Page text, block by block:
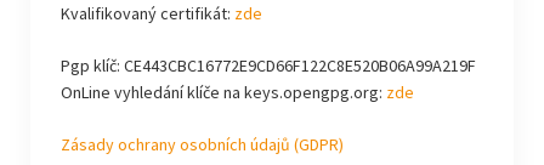
Kvalifikovaný certifikát: zde
Pgp klíč: CE443CBC16772E9CD66F122C8E520B06A99A219F
OnLine vyhledání klíče na keys.opengpg.org: zde
Zásady ochrany osobních údajů (GDPR)